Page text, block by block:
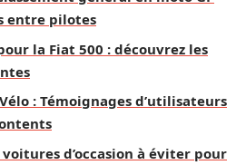
entre pilotes
la Fiat 500 : découvrez les
: Témoignages d’utilisateurs
voitures d’occasion à éviter pour